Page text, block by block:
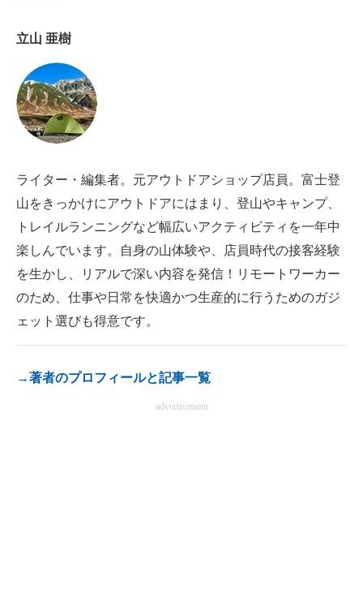
製造業のIT導入・活用を支援
モノづくり技術者専門サイト
エレクトロニクス専門サイト
エネルギーの専門メディア
建設×テクノロジーの最前線
ちょっと気になるネットの話題
立山 亜樹
ライター・編集者。元アウトドアショップ店員。富士登
山をきっかけにアウトドアにはまり、登山やキャンプ、
トレイルランニングなど幅広いアクティビティを一年中
楽しんでいます。自身の山体験や、店員時代の接客経験
を生かし、リアルで深い内容を発信！リモートワーカー
のため、仕事や日常を快適かつ生産的に行うためのガジ
ェット選びも得意です。
→著者のプロフィールと記事一覧
advertisement